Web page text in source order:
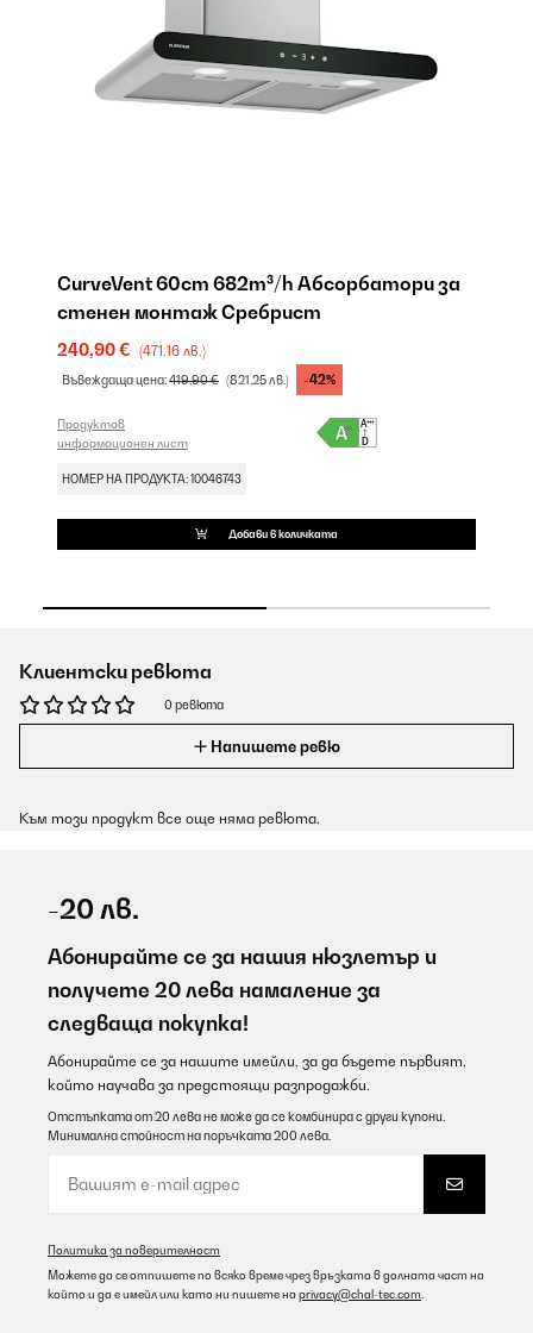
CurveVent 60cm 682m³/h Абсорбатори за
стенен монтаж Сребрист
240,90 € (471,16 лв.)
Въвеждаща цена:419,90 € (821,25 лв.) -42%
Продуктов
информационен лист
НОМЕР НА ПРОДУКТА: 10046743
Добави в количката
Клиентски ревюта
0 ревюта
Напишете ревю
Към този продукт все още няма ревюта.
-20 лв.
Абонирайте се за нашия нюзлетър и
получете 20 лева намаление за
следваща покупка!
Абонирайте се за нашите имейли, за да бъдете първият,
който научава за предстоящи разпродажби.
Отстъпката от 20 лева не може да се комбинира с други купони.
Минимална стойност на поръчката 200 лева.
Политика за поверителност
Можете да се отпишете по всяко време чрез връзката в долната част на
който и да е имейл или като ни пишете на privacy@chal-tec.com